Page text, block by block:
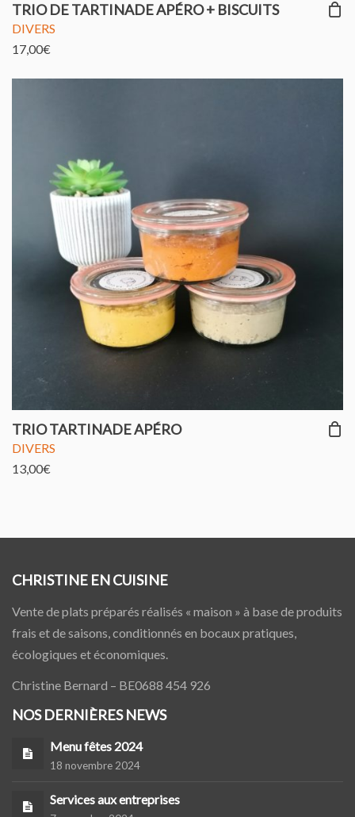
TRIO DE TARTINADE APÉRO + BISCUITS
DIVERS
17,00€
TRIO TARTINADE APÉRO
DIVERS
13,00€
CHRISTINE EN CUISINE
Vente de plats préparés réalisés « maison » à base de produits
frais et de saisons, conditionnés en bocaux pratiques,
écologiques et économiques.
Christine Bernard – BE0688 454 926
NOS DERNIÈRES NEWS
Menu fêtes 2024
18 novembre 2024
Services aux entreprises